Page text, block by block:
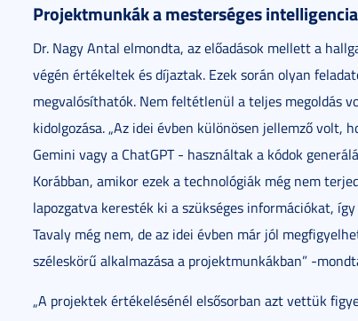
Projektmunkák a mesterséges
Dr. Nagy Antal elmondta, az előadások mellett a
végén értékeltek és díjaztak. Ezek során olyan
megvalósíthatók. Nem feltétlenül a teljes megoldás
kidolgozása. „Az idei évben különösen jellemző
Gemini vagy a ChatGPT - használtak a kódok
Korábban, amikor ezek a technológiák még nem
lapozgatva keresték ki a szükséges információkat,
Tavaly még nem, de az idei évben már jól
széleskörű alkalmazása a projektmunkákban” -
„A projektek értékelésénél elsősorban azt vettük